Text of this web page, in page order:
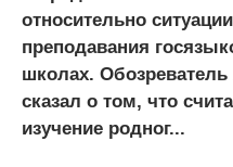
относительно
преподавания
школах.
сказал о том, что
изучение родног...